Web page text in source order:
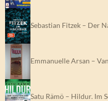
Sebastian Fitzek – Der
Emmanuelle Arsan –
Satu Rämö – Hildur. Im